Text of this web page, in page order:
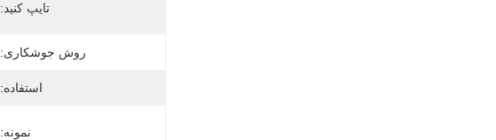
تایپ کنید:
روش جوشکاری:
استفاده:
نمونه: